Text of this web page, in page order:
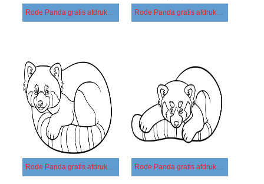
Rode Panda gratis afdrukbaar basis Rode Panda gratis afdrukbaar eenvoudig
Rode Panda gratis afdrukbaar simpel Rode Panda gratis afdrukbaar voor kinderen